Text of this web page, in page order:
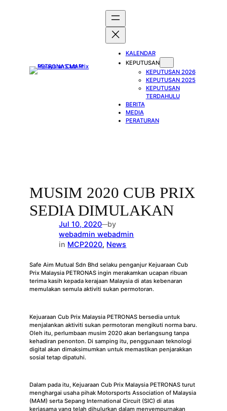
KALENDAR
KEPUTUSAN
KEPUTUSAN 2026
KEPUTUSAN 2025
KEPUTUSAN
TERDAHULU
BERITA
MEDIA
PERATURAN
MUSIM 2020 CUB PRIX
SEDIA DIMULAKAN
Jul 10, 2020—by
webadmin webadmin
in MCP2020, News
Safe Aim Mutual Sdn Bhd selaku penganjur Kejuaraan Cub
Prix Malaysia PETRONAS ingin merakamkan ucapan ribuan
terima kasih kepada kerajaan Malaysia di atas kebenaran
memulakan semula aktiviti sukan permotoran.
Kejuaraan Cub Prix Malaysia PETRONAS bersedia untuk
menjalankan aktiviti sukan permotoran mengikuti norma baru.
Oleh itu, perlumbaan musim 2020 akan berlangsung tanpa
kehadiran penonton. Di samping itu, penggunaan teknologi
digital akan dimaksimumkan untuk memastikan penjarakkan
sosial tetap dipatuhi.
Dalam pada itu, Kejuaraan Cub Prix Malaysia PETRONAS turut
menghargai usaha pihak Motorsports Association of Malaysia
(MAM) serta Sepang International Circuit (SIC) di atas
kerjasama yang telah dihulurkan dalam menyempurnakan